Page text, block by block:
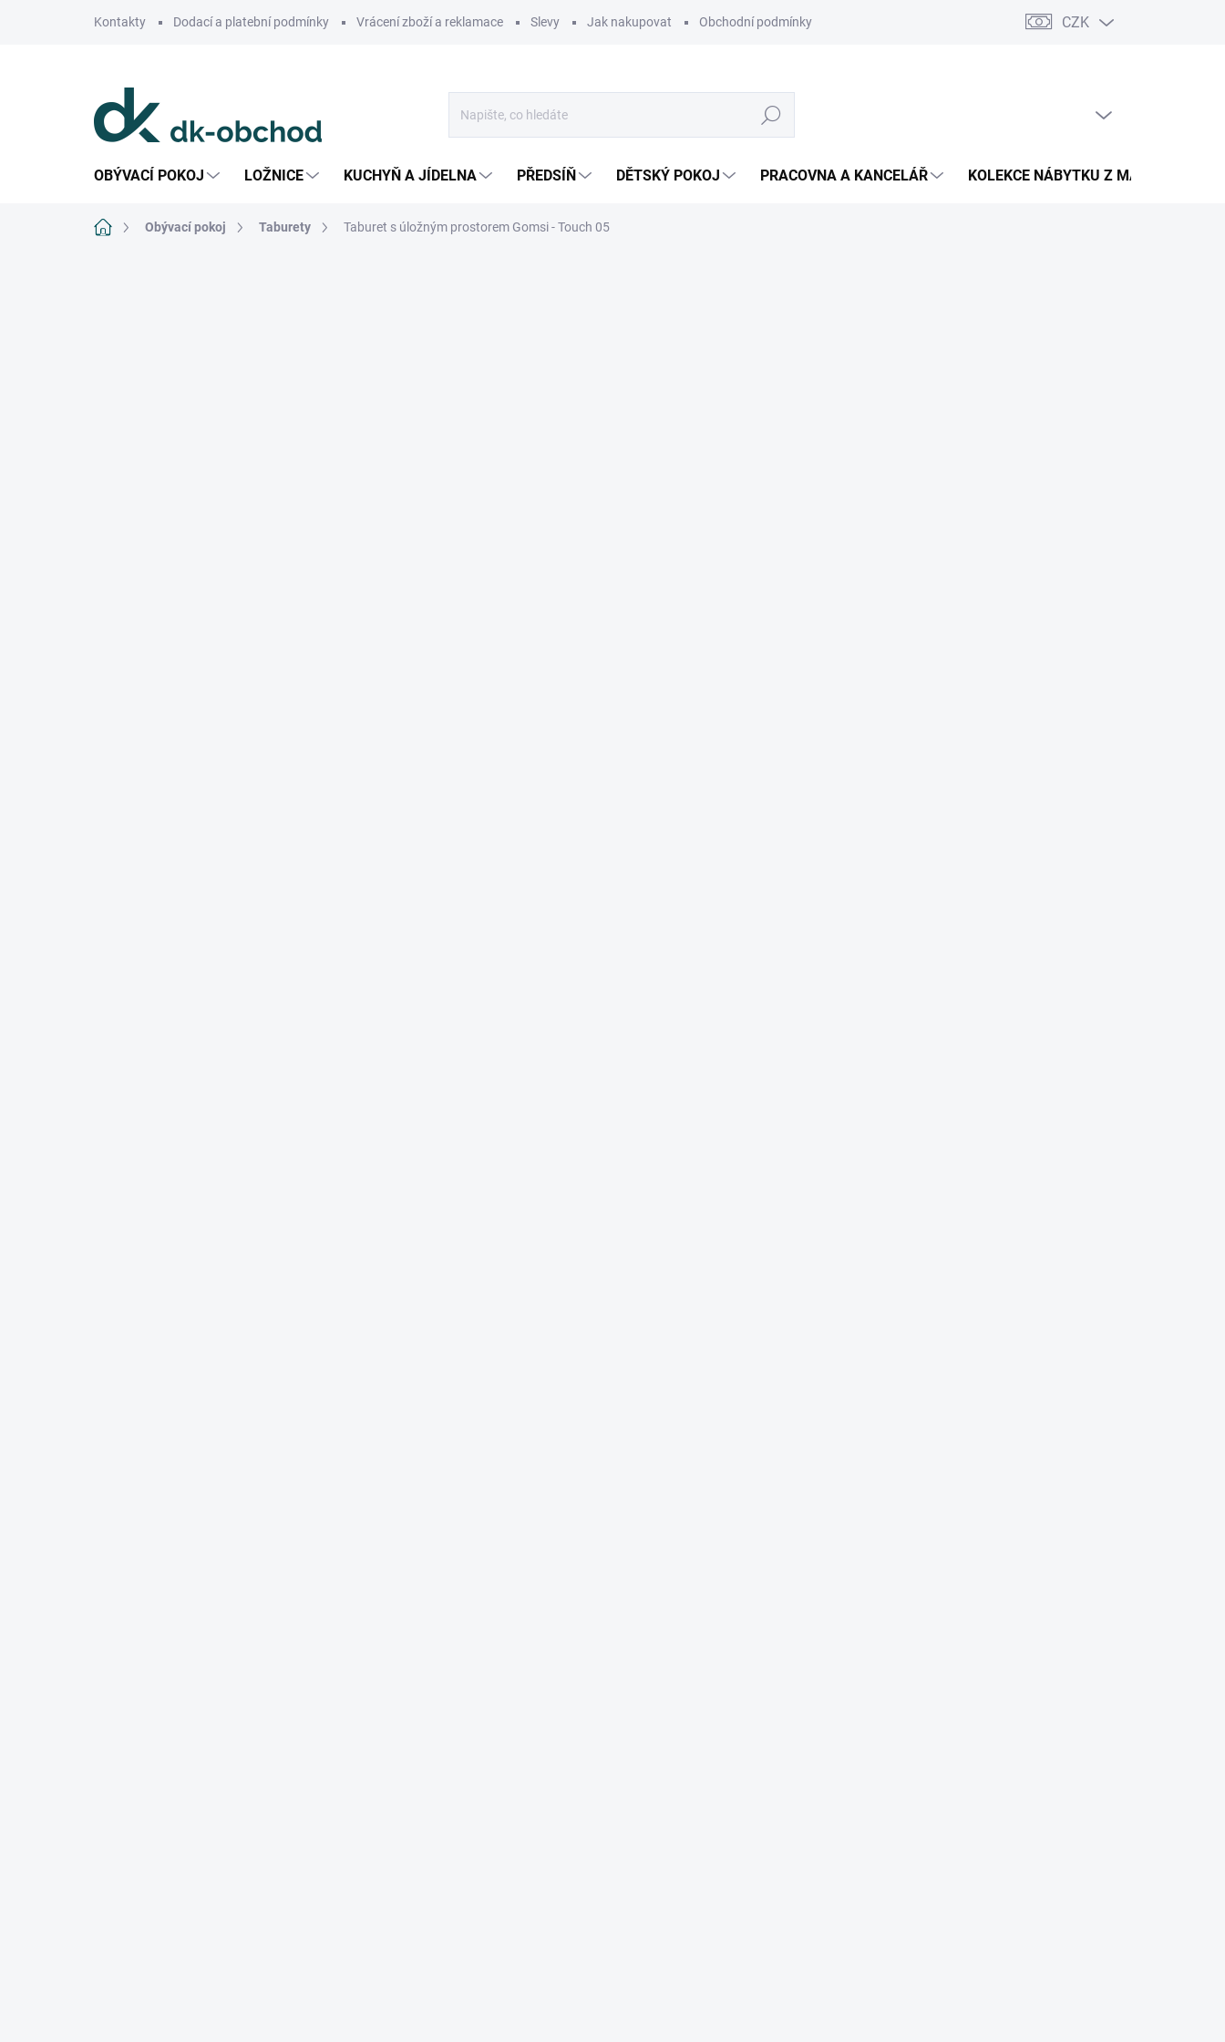
Kontakty Dodací a platební podmínky Vrácení zboží a reklamace Slevy Jak nakupovat Obchodní podmínky Podmínky ochrany osobních údajů Pojištění zásilky
CZK
Hledat
OBÝVACÍ POKOJ LOŽNICE KUCHYŇ A JÍDELNA PŘEDSÍŇ DĚTSKÝ POKOJ PRACOVNA A KANCELÁŘ KOLEKCE NÁBYTKU Z MASIVU
Domů Obývací pokoj Taburety Taburet s úložným prostorem Gomsi - Touch 05